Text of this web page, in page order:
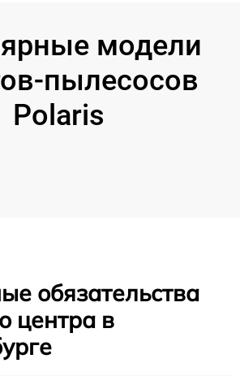
модели
пылесосов
Polaris
обязательства
центра в